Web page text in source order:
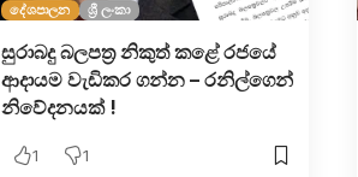
දේශපාලන ශ්‍රී ලංකා
සුරාබදු බලපත්‍ර නිකුත් කළේ රජයේ
ආදායම වැඩිකර ගන්න – රනිල්ගෙන්
නිවේදනයක් !
1 1